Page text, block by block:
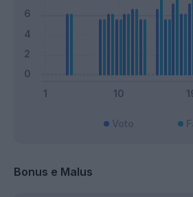
Bonus e Malus